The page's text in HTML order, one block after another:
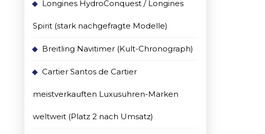
Longines HydroConquest / Longines
Spirit (stark nachgefragte Modelle)
Breitling Navitimer (Kult-Chronograph)
Cartier Santos de Cartier
meistverkauften Luxusuhren-Marken
weltweit (Platz 2 nach Umsatz)